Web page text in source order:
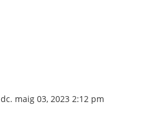
dc. maig 03, 2023 2:12 pm